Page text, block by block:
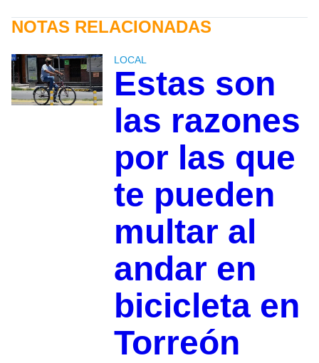
NOTAS RELACIONADAS
LOCAL
Estas son
las razones
por las que
te pueden
multar al
andar en
bicicleta en
Torreón